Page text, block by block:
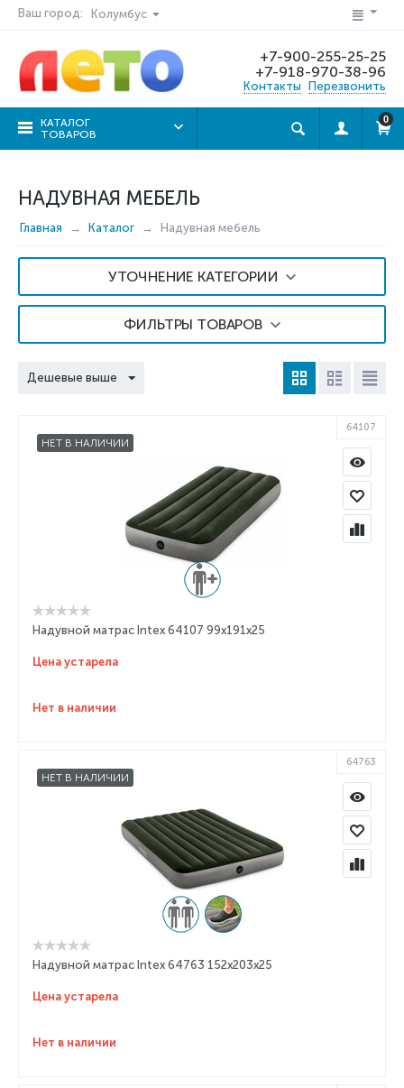
Ваш город: Колумбус
+7-900-255-25-25
+7-918-970-38-96
Контакты Перезвонить
КАТАЛОГ
ТОВАРОВ
0
НАДУВНАЯ МЕБЕЛЬ
Главная Каталог Надувная мебель
УТОЧНЕНИЕ КАТЕГОРИИ
ФИЛЬТРЫ ТОВАРОВ
Дешевые выше
НЕТ В НАЛИЧИИ
64107
Надувной матрас Intex 64107 99x191x25
Цена устарела
Нет в наличии
НЕТ В НАЛИЧИИ
64763
Надувной матрас Intex 64763 152x203x25
Цена устарела
Нет в наличии